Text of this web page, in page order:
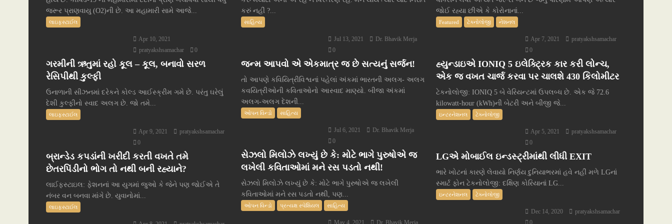
જરૂર પ્રાણવાયુ (O2)ની છે. આ મહામારી સામે આજે...
લાઇફસ્ટાઈલ
Apr 10, 2021
pratyakshsamachar
0
ગરમીની ઋતુમાં રહો કૂલ – કૂલ, બનાવો સરળ
રેસિપીથી કુલ્ફી
ઉનાળાની સીઝનમાં દરેકને કોલ્ડ આઈસ્ક્રીમ ગમે છે. પરંતુ ઘરેલું
દેશી કુલ્ફીનો સ્વાદ અલગ છે. જો તમે...
લાઇફસ્ટાઈલ
Apr 9, 2021
pratyakshsamachar
0
બ્રાન્ડેડ કપડાંની ખરીદી કરતી વખતે તમે
છેતરપિંડીનો ભોગ તો નથી બની રહ્યાને?
લાઈફસ્ટાઇલ: ફેશનનાં આ યુગમાં જુઓ કે જેને પણ જોઈએ તે
નંબર વન બનવા માંગે છે. યુવાનોમાં...
લાઇફસ્ટાઈલ
કરું નહીં ?...
સાહિત્ય
Jul 13, 2021
Dr. Bhavik Merja
0
જન્મ આપવો એ એકમાત્ર જ છે સત્યનું સર્જન!
તો આપણે કવિયિત્રીવિશ્વનાં પહેલાં અંકમાં ભારતની અલગ- અલગ
કવયિત્રીઓની કવિતાઓનો આસ્વાદ માણ્યો. બીજા અંકમાં
અલગ-અલગ દેશની...
ઓપન વિન્ડો સાહિત્ય
Jul 6, 2021
Dr. Bhavik Merja
0
સેઝલો મિલોઝે લખ્યું છે કે: મોટે ભાગે પુરુષોએ જ
લખેલી કવિતાઓમાં મને રસ પડતો નથી!
સેઝલો મિલોઝે લખ્યું છે કે: મોટે ભાગે પુરુષોએ જ લખેલી
કવિતાઓમાં મને રસ પડતો નથી, પણ...
ઓપન વિન્ડો પ્રત્યક્ષ સ્પેશિયલ સાહિત્ય
May 4, 2021 Dr. Bhavik Merja
જોઈ રહ્યા છીએ કે કોરોનાનાં...
Featured ટેક્નોલોજી નેશનલ
Apr 7, 2021
pratyakshsamachar
0
હ્યુન્ડાઇએ IONIQ 5 ઇલેક્ટ્રિક કાર કરી લોન્ચ,
એક જ વખત ચાર્જ કરવા પર ચાલશે 430 કિલોમીટર
ટેકનોલોજી: IONIQ 5 બે વેરિયન્ટમાં ઉપલબ્ધ છે. એક જે 72.6
kilowatt-hour (kWh)ની બેટરી અને બીજી જે...
ઇન્ટરનેશનલ ટેક્નોલોજી
Apr 5, 2021
pratyakshsamachar
0
LGએ મોબાઈલ ઇન્ડસ્ટ્રીમાંથી લીધી EXIT
ભારે ખોટનાં કારણે લેવાયો નિર્ણય દુનિયાભરમાં હવે નહીં મળે LGનાં
સ્માર્ટ ફોન ટેકનોલોજી: દક્ષિણ કોરિયાનાં LG...
ઇન્ટરનેશનલ ટેક્નોલોજી
Dec 14, 2020
pratyakshsamachar
0